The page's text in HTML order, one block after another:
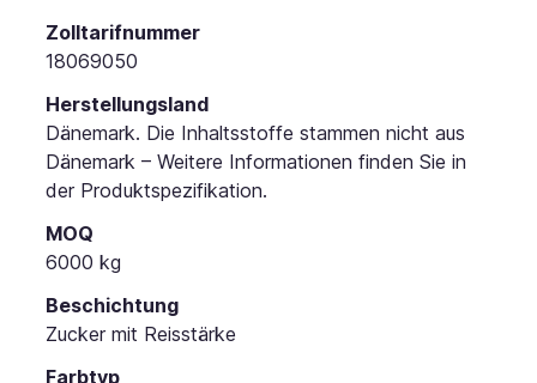
Zolltarifnummer
18069050
Herstellungsland
Dänemark. Die Inhaltsstoffe stammen nicht aus
Dänemark – Weitere Informationen finden Sie in
der Produktspezifikation.
MOQ
6000 kg
Beschichtung
Zucker mit Reisstärke
Farbtyp